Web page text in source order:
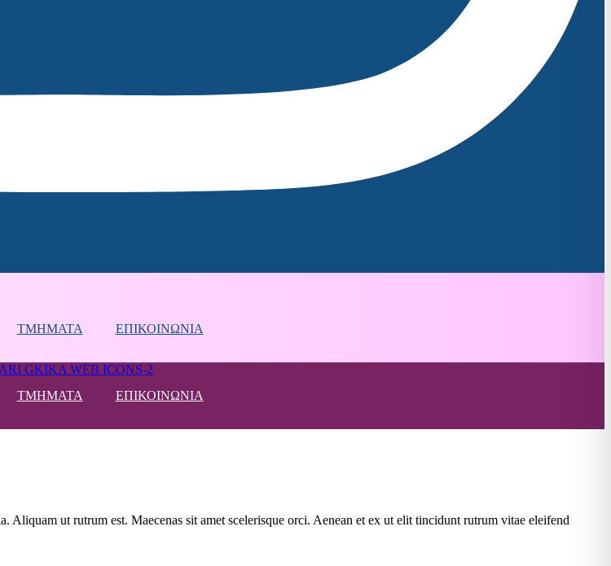
ΤΜΗΜΑΤΑ
ΕΠΙΚΟΙΝΩΝΙΑ
ΤΜΗΜΑΤΑ
ΕΠΙΚΟΙΝΩΝΙΑ
ut rutrum est. Maecenas sit amet scelerisque orci. Aenean et ex ut elit tincidunt rutrum vitae eleifend